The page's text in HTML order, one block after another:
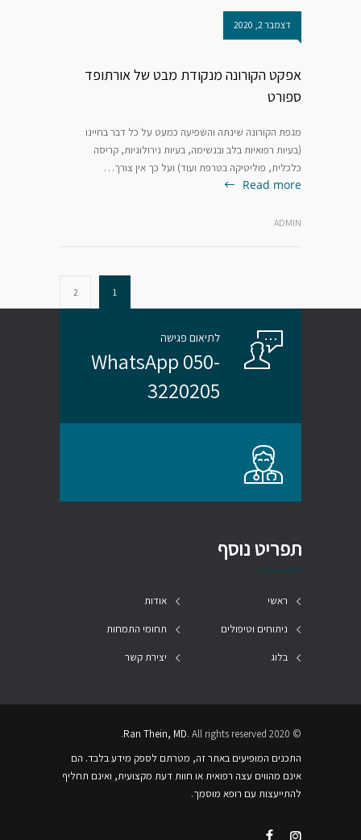
דצמבר 2, 2020
אפקט הקורונה מנקודת מבט של אורתופד
ספורט
מגפת הקורונה שינתה והשפיעה כמעט על כל דבר בחיינו
(בעיות רפואיות בלב ובנשימה, בעיות נירולוגיות, קריסה
כלכלית, פוליטיקה בטרפת ועוד) ועל כך אין צורך…
Read more
ADMIN
1
2
לתיאום פגישה
WhatsApp 050-
3220205
תפריט נוסף
ראשי אודות
ניתוחים וטיפולים תחומי התמחות
בלוג יצירת קשר
© 2020
Ran Thein, MD. All rights reserved.
התכנים המופיעים באתר זה, מטרתם לספק מידע בלבד. הם
אינם מהווים עצה רפואית או חוות דעת מקצועית, ואינם תחליף
להתייעצות עם רופא מוסמך.